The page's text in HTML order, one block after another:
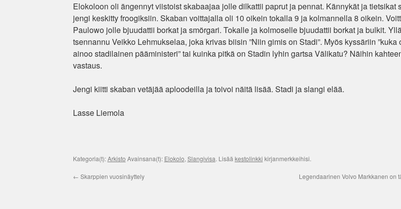
Elokoloon oli ängennyt viistoist skabaajaa jolle dilkattii paprut ja pennat. Kännykät ja tietsikat
jengi keskitty froogiksiin. Skaban voittajalla oli 10 oikein tokalla 9 ja kolmannella 8 oikein.
Paulowo jolle bjuudattii borkat ja smörgari. Tokalle ja kolmoselle bjuudattii borkat ja bulkit.
tsennannu Veikko Lehmukselaa, joka krivas biisin ”Niin gimis on Stadi”. Myös kyssäriin
ainoo stadilainen pääministeri” tai kuinka pitkä on Stadin lyhin gartsa Välikatu? Näihin
vastaus.
Jengi kiitti skaban vetäjää aploodeilla ja toivoi näitä lisää. Stadi ja slangi elää.
Lasse Liemola
Kategoria(t):Arkisto Avainsana(t): Elokolo, Slangivisa. Lisää kestolinkki kirjanmerkkeihisi.
← Skarppien vuosinäyttely Legendaarinen Volvo Markkanen on